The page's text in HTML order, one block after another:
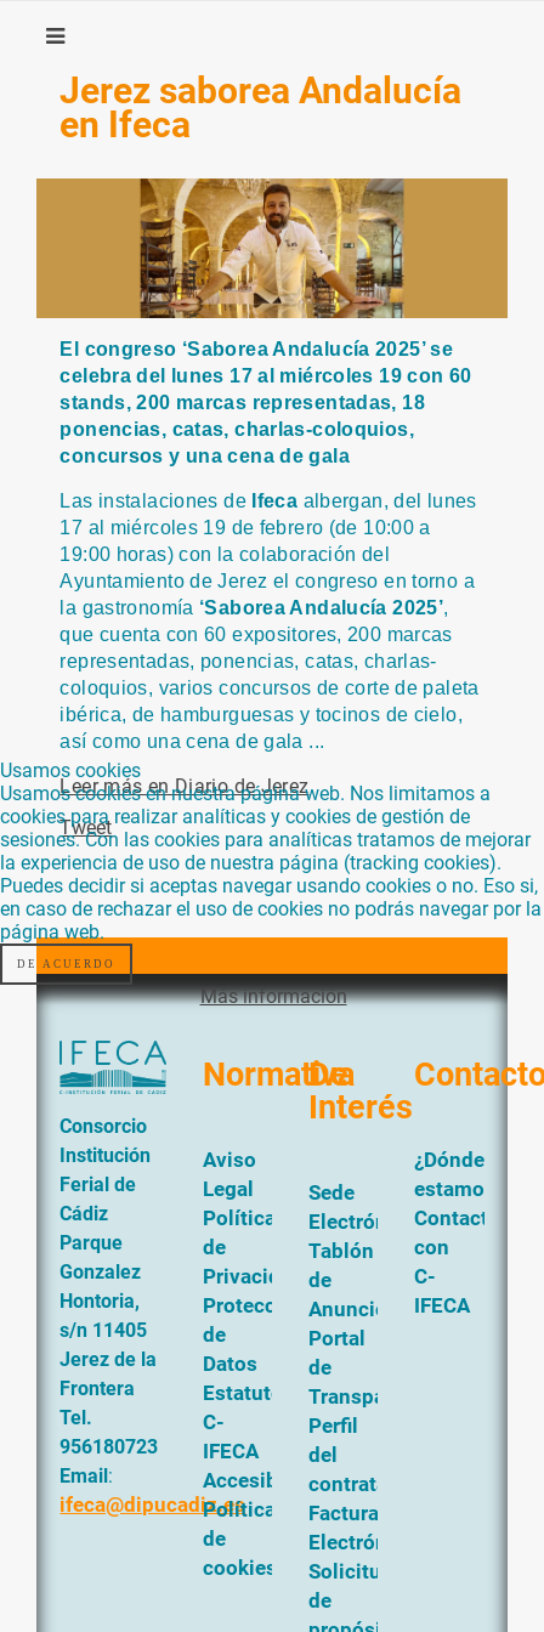
Jerez saborea Andalucía
en Ifeca
El congreso ‘Saborea Andalucía 2025’ se
celebra del lunes 17 al miércoles 19 con 60
stands, 200 marcas representadas, 18
ponencias, catas, charlas-coloquios,
concursos y una cena de gala
Las instalaciones de Ifeca albergan, del lunes
17 al miércoles 19 de febrero (de 10:00 a
19:00 horas) con la colaboración del
Ayuntamiento de Jerez el congreso en torno a
la gastronomía ‘Saborea Andalucía 2025’,
que cuenta con 60 expositores, 200 marcas
representadas, ponencias, catas, charlas-
coloquios, varios concursos de corte de paleta
ibérica, de hamburguesas y tocinos de cielo,
así como una cena de gala ...
Leer más en Diario de Jerez
Tweet
Consorcio
Institución
Ferial de
Cádiz
Parque
Gonzalez
Hontoria,
s/n 11405
Jerez de la
Frontera
Tel.
956180723
Email:
ifeca@dipucadiz.es
Normativa
Aviso
Legal
Política
de
Privacidad
Protección
de
Datos
Estatutos
C-
IFECA
Accesibilidad
Política
de
cookies
De
Interés
Sede
Electrónica
Tablón
de
Anuncios
Portal
de
Transparencia
Perfil
del
contratante
Factura
Electrónica
Solicitud
de
¿Dónde
estamos?
Contacta
con
C-
IFECA
Usamos cookies
Usamos cookies en nuestra página web. Nos limitamos a
cookies para realizar analíticas y cookies de gestión de
sesiones. Con las cookies para analíticas tratamos de mejorar
la experiencia de uso de nuestra página (tracking cookies).
Puedes decidir si aceptas navegar usando cookies o no. Eso si,
en caso de rechazar el uso de cookies no podrás navegar por la
página web.
DE ACUERDO
Más información